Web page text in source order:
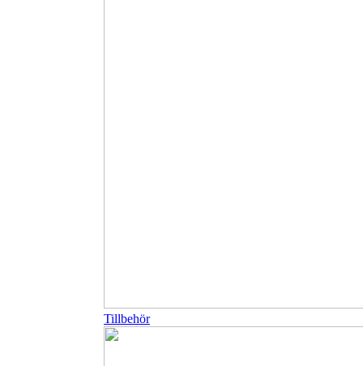
Tillbehör